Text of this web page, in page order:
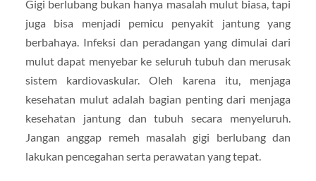
Gigi berlubang bukan hanya masalah mulut biasa, tapi
juga bisa menjadi pemicu penyakit jantung yang
berbahaya. Infeksi dan peradangan yang dimulai dari
mulut dapat menyebar ke seluruh tubuh dan merusak
sistem kardiovaskular. Oleh karena itu, menjaga
kesehatan mulut adalah bagian penting dari menjaga
kesehatan jantung dan tubuh secara menyeluruh.
Jangan anggap remeh masalah gigi berlubang dan
lakukan pencegahan serta perawatan yang tepat.